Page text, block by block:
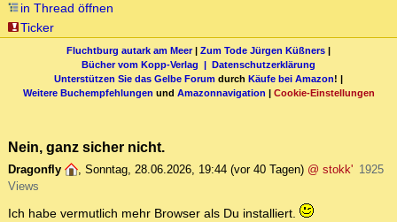
in Thread öffnen
Ticker
Fluchtburg autark am Meer| Zum Tode Jürgen Küßners |
Bücher vom Kopp-Verlag | Datenschutzerklärung
Unterstützen Sie das Gelbe Forum durch Käufe bei Amazon! |
Weitere Buchempfehlungen und Amazonnavigation | Cookie-Einstellungen
Nein, ganz sicher nicht.
Dragonfly , Sonntag, 28.06.2026, 19:44 (vor 40 Tagen) @ stokk' 1925
Views
Ich habe vermutlich mehr Browser als Du installiert.